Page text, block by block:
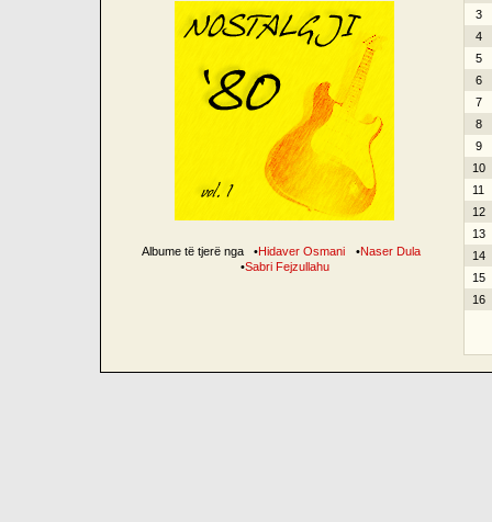
Albume të tjerë nga •Hidaver Osmani •Naser Dula
•Sabri Fejzullahu
3
4
5
6
7
8
9
10
11
12
13
14
15
16